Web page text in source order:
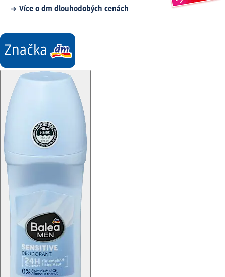
Více o dm dlouhodobých cenách